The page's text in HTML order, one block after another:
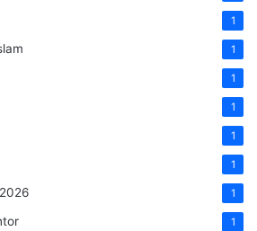
1
1
1
1
1
1
1
1